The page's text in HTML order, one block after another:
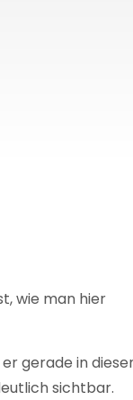
wie man hier
gerade in
sichtbar.